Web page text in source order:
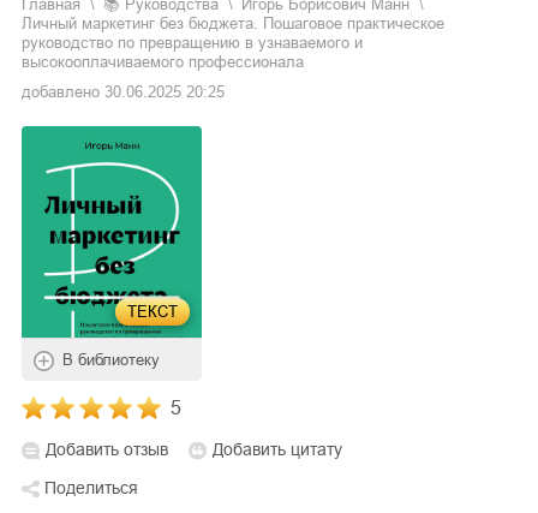
Главная 📚 руководства
Игорь Борисович Манн
Личный маркетинг без бюджета. Пошаговое практическое
руководство по превращению в узнаваемого и
высокооплачиваемого профессионала
добавлено 30.06.2025 20:25
ТЕКСТ
В библиотеку
5
Добавить отзыв
Добавить цитату
Поделиться